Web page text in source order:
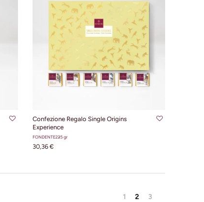
Confezione Regalo Single Origins
Experience
FONDENTE225 gr
30,36 €
1 2 3